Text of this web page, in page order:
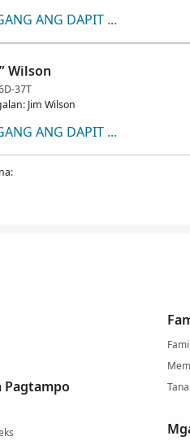
ANG DAPIT NGA
Wilson
37T
alan: Jim Wilson
ANG DAPIT NGA
Pagtampo